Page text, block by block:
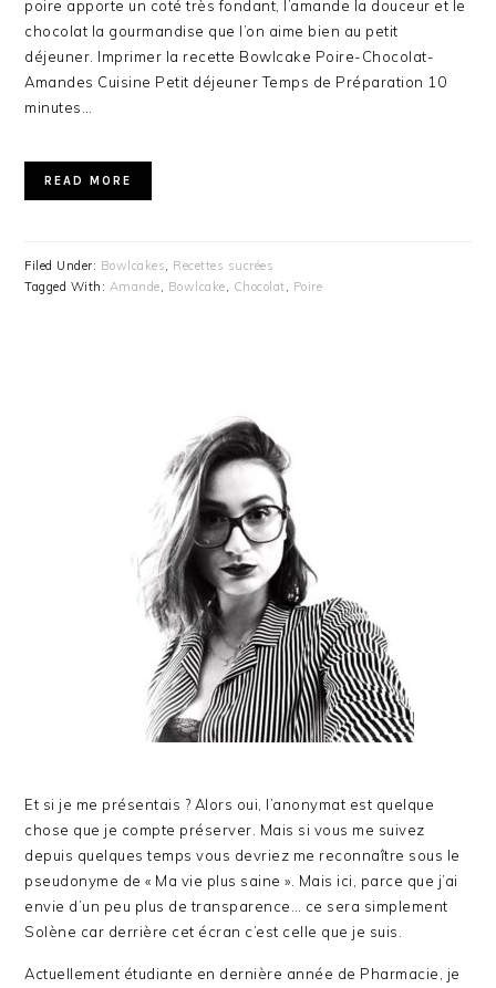
poire apporte un coté très fondant, l’amande la douceur et le
chocolat la gourmandise que l’on aime bien au petit
déjeuner. Imprimer la recette Bowlcake Poire-Chocolat-
Amandes Cuisine Petit déjeuner Temps de Préparation 10
minutes…
READ MORE
Filed Under: Bowlcakes, Recettes sucrées
Tagged With: Amande, Bowlcake, Chocolat, Poire
Et si je me présentais ? Alors oui, l’anonymat est quelque
chose que je compte préserver. Mais si vous me suivez
depuis quelques temps vous devriez me reconnaître sous le
pseudonyme de « Ma vie plus saine ». Mais ici, parce que j’ai
envie d’un peu plus de transparence… ce sera simplement
Solène car derrière cet écran c’est celle que je suis.
Actuellement étudiante en dernière année de Pharmacie, je